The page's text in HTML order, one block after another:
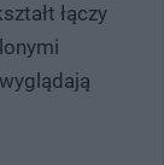
łączy